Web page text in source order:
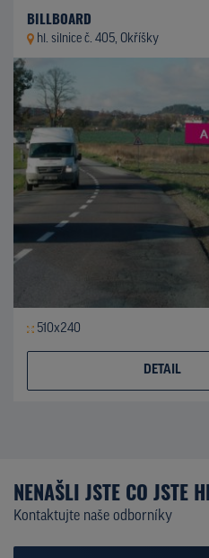
BILLBOARD
hl. silnice č. 405, Okříšky
510x240
DETAIL
NENAŠLI JSTE CO JSTE
Kontaktujte naše odborníky